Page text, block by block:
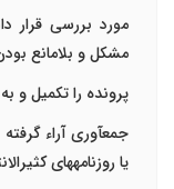
مورد بررسی قرار
مشکل و بلامانع
پرونده را تکمیل و
جمع­آوری آراء
یا روزنامه­های